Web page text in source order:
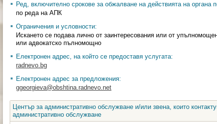
Ред, включително срокове за обжалване на действията на органа
по реда на АПК
Ограничения и условности:
Искането се подава лично от заинтересования или от
или адвокатско пълномощно
Електронен адрес, на който се предоставя услугата:
radnevo.bg
Електронен адрес за предложения:
ggeorgieva@obshtina.radnevo.net
Център за административно обслужване и/или звена, които
административно обслужване